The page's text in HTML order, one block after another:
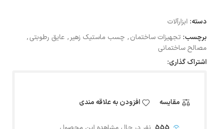
دسته: ابزارآلات
برچسب: تجهیزات ساختمان, چسب ماستیک زهیر , عایق رطوبتی,
مصالح ساختمانی
اشتراک گذاری:
مقایسه افزودن به علاقه مندی